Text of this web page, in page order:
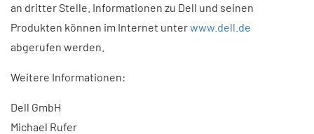
an dritter Stelle. Informationen zu Dell und seinen
Produkten können im Internet unterwww.dell.de
abgerufen werden.
Weitere Informationen:
Dell GmbH
Michael Rufer